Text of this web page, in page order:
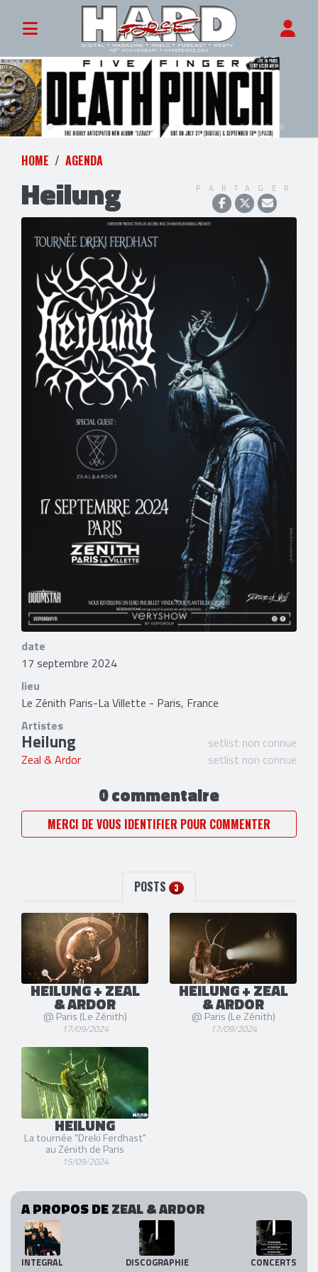
HOME AGENDA
Heilung PARTAGER
date
17 septembre 2024
lieu
Le Zénith Paris-La Villette - Paris, France
Artistes
Heilung
setlist non connue
Zeal & Ardor
setlist non connue
0 commentaire
MERCI DE VOUS IDENTIFIER POUR COMMENTER
POSTS 3
HEILUNG + ZEAL
& ARDOR
@ Paris (Le Zénith)
17/09/2024
HEILUNG + ZEAL
& ARDOR
@ Paris (Le Zénith)
17/09/2024
HEILUNG
La tournée "Dreki Ferdhast"
au Zénith de Paris
15/09/2024
A PROPOS DEZEAL & ARDOR
INTEGRAL DISCOGRAPHIE CONCERTS